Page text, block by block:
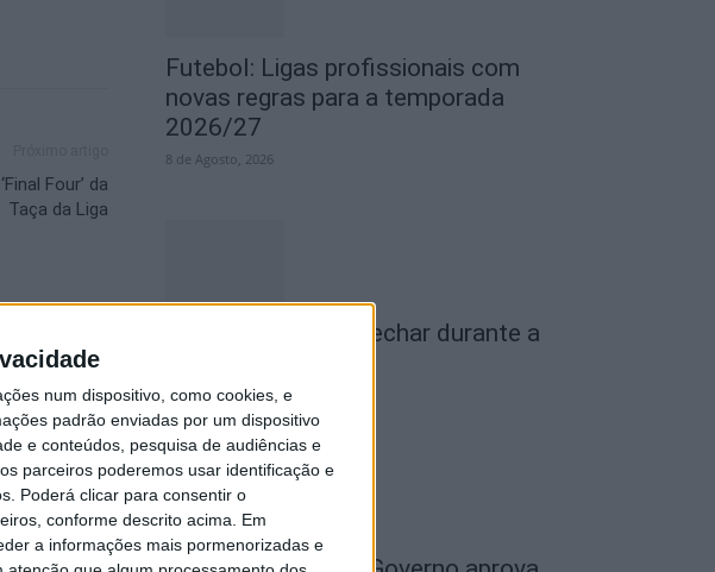
num dispositivo, como cookies, e
padrão enviadas por um dispositivo
e conteúdos, pesquisa de audiências e
parceiros poderemos usar identificação e
Poderá clicar para consentir o
conforme descrito acima. Em
a informações mais pormenorizadas e
Four’ da
Taça da Liga
Futebol: Ligas profissionais com
novas regras para a temporada
2026/27
8 de Agosto, 2026
Viseu: IP3 volta a fechar durante a
8 de Agosto, 2026